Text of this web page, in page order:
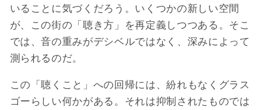
いることに気づくだろう。いくつかの新しい空間
が、この街の「聴き方」を再定義しつつある。そこ
では、音の重みがデシベルではなく、深みによって
測られるのだ。
この「聴くこと」への回帰には、紛れもなくグラス
ゴーらしい何かがある。それは抑制されたものでは